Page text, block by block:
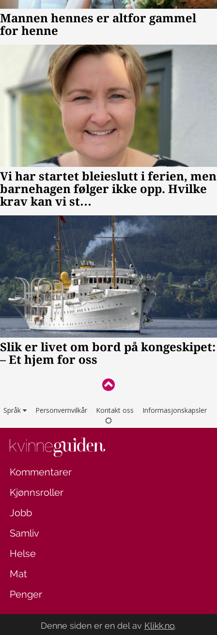
Språk Personvernvilkår Kontakt oss Informasjonskapsler
Kommentarer
Kjønnsroller
Jobb
Samliv
Helse
Mat
Penger
Denne siden er en del av Klikk.no.